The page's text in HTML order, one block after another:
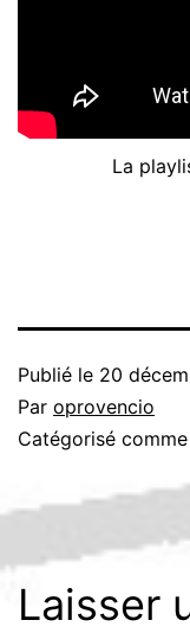
La
Publié le 20
Par oprovencio
Catégorisé comme
Laisser